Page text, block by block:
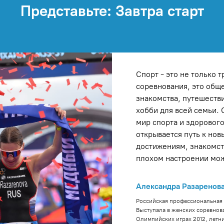
Представьте: Завтра старт
Спорт - это не только
соревнования, это
знакомства,
хобби для всей семьи.
мир спорта и
открывается путь к
достижениям,
плохом настроении
Александра
Российская профессиональная
Выступала в женских
Олимпийских играх 2012,